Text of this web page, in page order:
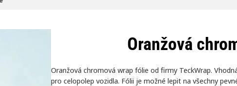
Oranžová
Oranžová chromová wrap fólie od firmy TeckWrap.
pro celopolep vozidla. Fólii je možné lepit na všechny